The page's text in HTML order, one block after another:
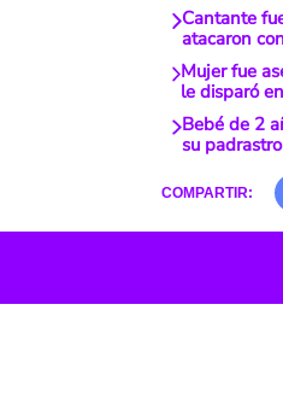
Cantante
atacaron
Mujer fue
le disparó
Bebé de 2
su
COMPARTIR: